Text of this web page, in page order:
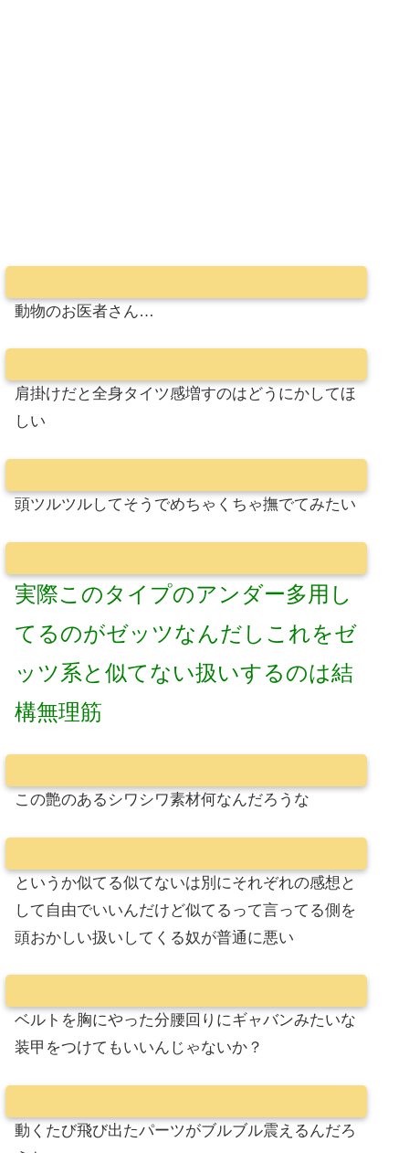
動物のお医者さん…
肩掛けだと全身タイツ感増すのはどうにかしてほ
しい
頭ツルツルしてそうでめちゃくちゃ撫でてみたい
実際このタイプのアンダー多用し
てるのがゼッツなんだしこれをゼ
ッツ系と似てない扱いするのは結
構無理筋
この艶のあるシワシワ素材何なんだろうな
というか似てる似てないは別にそれぞれの感想と
して自由でいいんだけど似てるって言ってる側を
頭おかしい扱いしてくる奴が普通に悪い
ベルトを胸にやった分腰回りにギャバンみたいな
装甲をつけてもいいんじゃないか？
動くたび飛び出たパーツがブルブル震えるんだろ